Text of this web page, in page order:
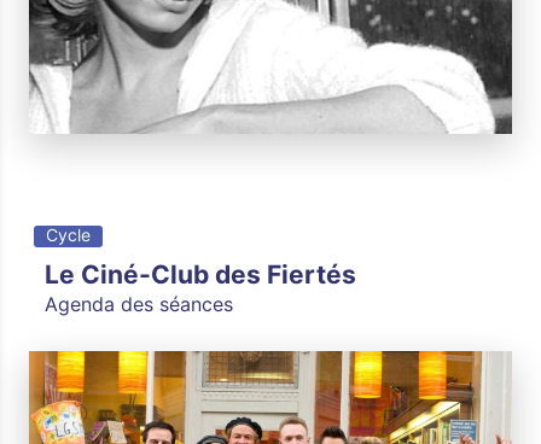
Cycle
Le Ciné-Club des Fiertés
Agenda des séances